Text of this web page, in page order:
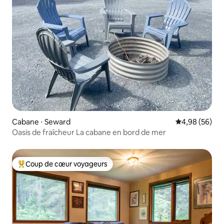
Cabane ⋅ Seward Évaluation
4,98 (56)
Oasis de fraîcheur La cabane en bord de mer
Coups de cœur voyageurs les plus appréciés
Coup de cœur voyageurs